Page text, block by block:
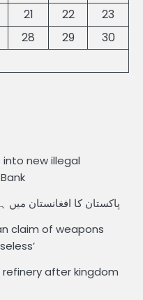
21 22
23
28 29
30
new illegal
پاکستان کا افغانستان
claim of weapons
after kingdom